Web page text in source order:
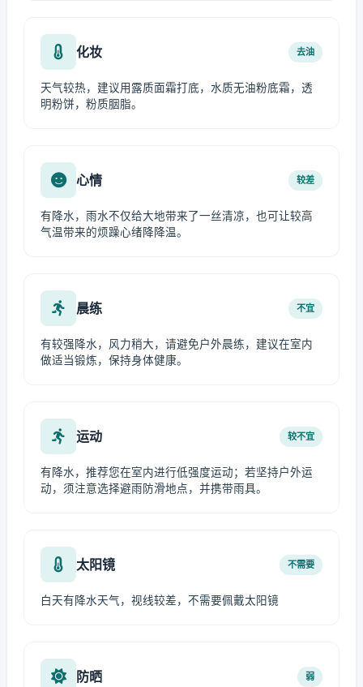
化妆 去油
天气较热，建议用露质面霜打底，水质无油粉底霜，透
明粉饼，粉质胭脂。
心情 较差
有降水，雨水不仅给大地带来了一丝清凉，也可让较高
气温带来的烦躁心绪降降温。
晨练 不宜
有较强降水，风力稍大，请避免户外晨练，建议在室内
做适当锻炼，保持身体健康。
运动 较不宜
有降水，推荐您在室内进行低强度运动；若坚持户外运
动，须注意选择避雨防滑地点，并携带雨具。
太阳镜 不需要
白天有降水天气，视线较差，不需要佩戴太阳镜
防晒 弱